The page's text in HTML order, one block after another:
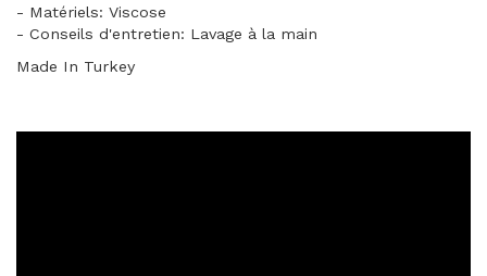
- Matériels: Viscose
- Conseils d'entretien: Lavage à la main
Made In Turkey